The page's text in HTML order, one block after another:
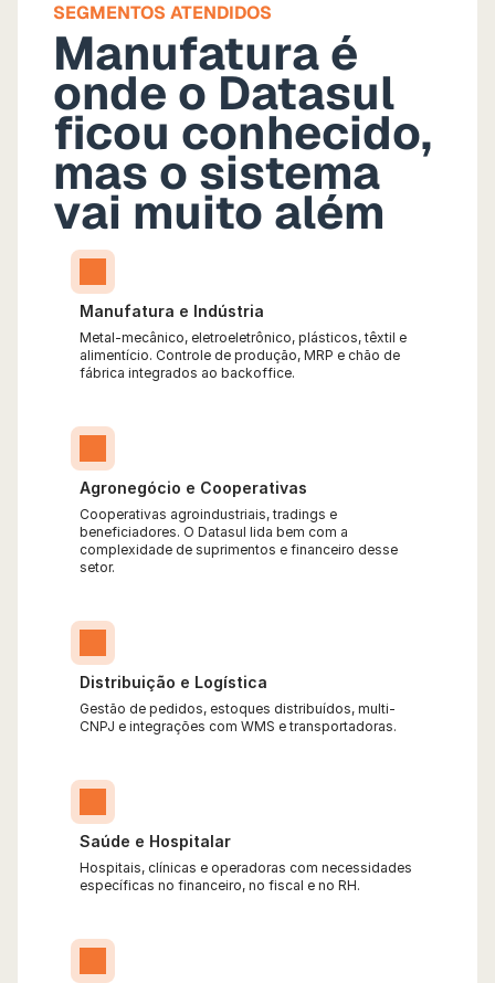
SEGMENTOS ATENDIDOS
Manufatura é
onde o Datasul
ficou conhecido,
mas o sistema
vai muito além
Manufatura e Indústria
Metal-mecânico, eletroeletrônico, plásticos, têxtil e
alimentício. Controle de produção, MRP e chão de
fábrica integrados ao backoffice.
Agronegócio e Cooperativas
Cooperativas agroindustriais, tradings e
beneficiadores. O Datasul lida bem com a
complexidade de suprimentos e financeiro desse
setor.
Distribuição e Logística
Gestão de pedidos, estoques distribuídos, multi-
CNPJ e integrações com WMS e transportadoras.
Saúde e Hospitalar
Hospitais, clínicas e operadoras com necessidades
específicas no financeiro, no fiscal e no RH.